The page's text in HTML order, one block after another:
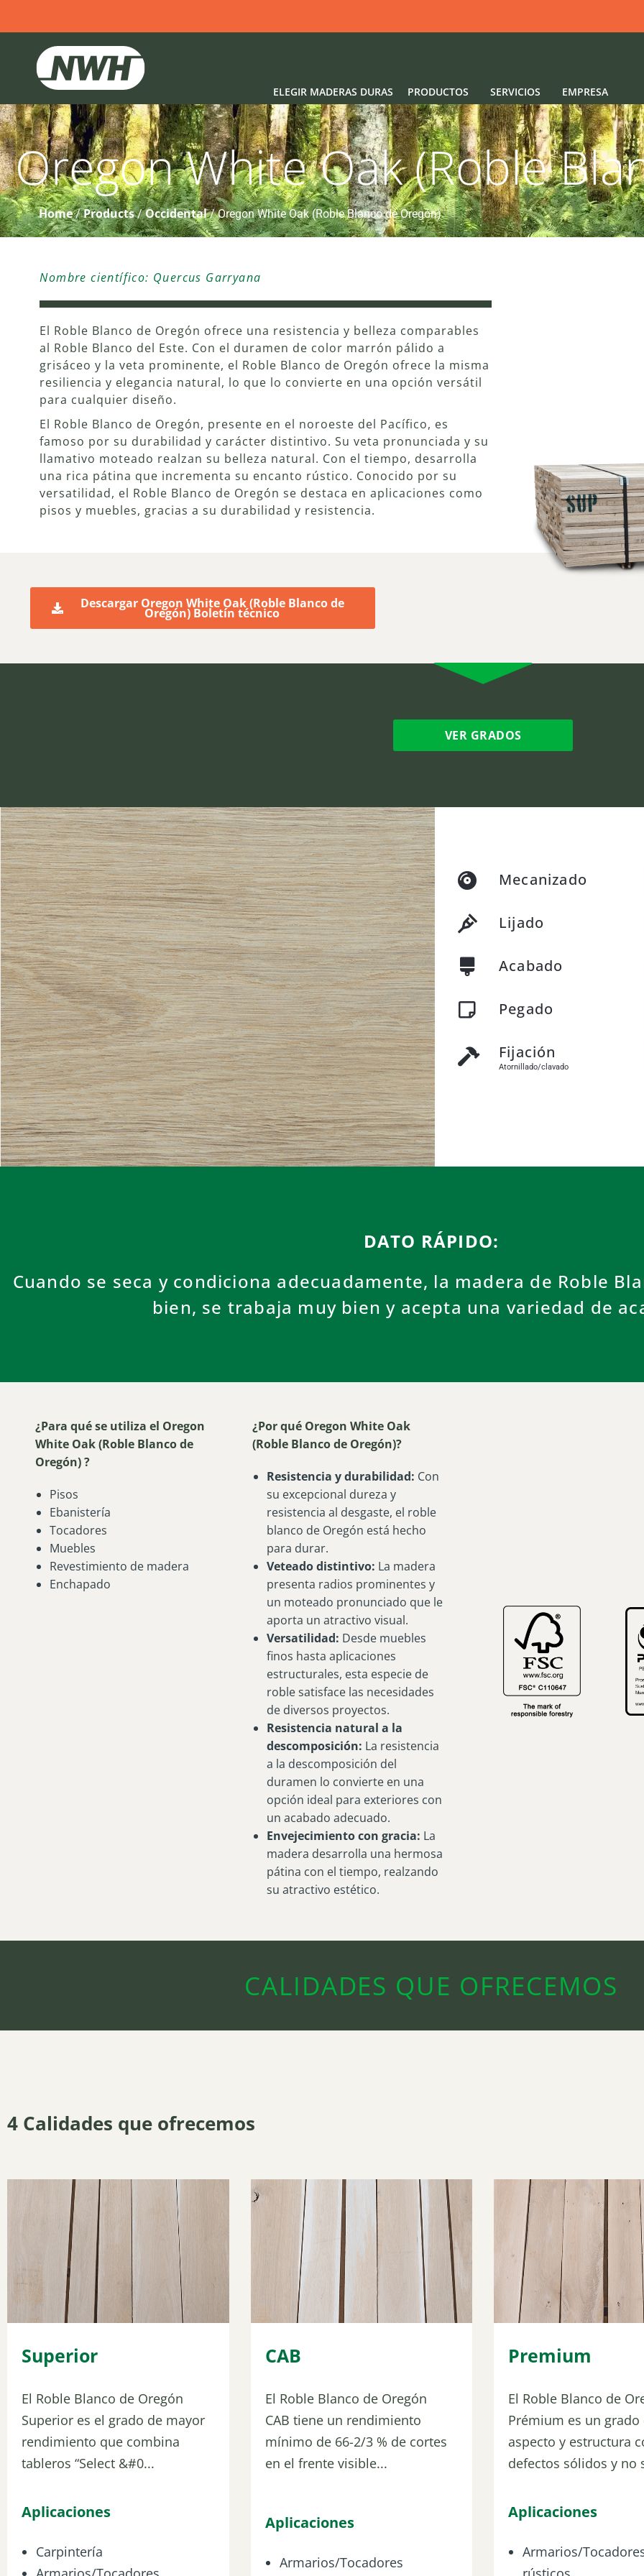
ELEGIR MADERAS DURAS PRODUCTOS SERVICIOS EMPRESA
Oregon White Oak (Roble
Home/Products/Occidental/Oregon White Oak (Roble Blanco de Oregón)
Nombre científico: Quercus Garryana
El Roble Blanco de Oregón ofrece una resistencia y belleza comparables
al Roble Blanco del Este. Con el duramen de color marrón pálido a
grisáceo y la veta prominente, el Roble Blanco de Oregón ofrece la misma
resiliencia y elegancia natural, lo que lo convierte en una opción versátil
para cualquier diseño.
El Roble Blanco de Oregón, presente en el noroeste del Pacífico, es
famoso por su durabilidad y carácter distintivo. Su veta pronunciada y su
llamativo moteado realzan su belleza natural. Con el tiempo, desarrolla
una rica pátina que incrementa su encanto rústico. Conocido por su
versatilidad, el Roble Blanco de Oregón se destaca en aplicaciones como
pisos y muebles, gracias a su durabilidad y resistencia.
Descargar Oregon White Oak (Roble Blanco de
Oregón) Boletín técnico
VER GRADOS
Mecanizado
Lijado
Acabado
Pegado
Fijación
Atornillado/clavado
DATO RÁPIDO:
Cuando se seca y condiciona adecuadamente, la madera de Roble
bien, se trabaja muy bien y acepta una variedad de
¿Para qué se utiliza el Oregon
White Oak (Roble Blanco de
Oregón) ?
Pisos
Ebanistería
Tocadores
Muebles
Revestimiento de madera
Enchapado
¿Por qué Oregon White Oak
(Roble Blanco de Oregón)?
Resistencia y durabilidad: Con
su excepcional dureza y
resistencia al desgaste, el roble
blanco de Oregón está hecho
para durar.
Veteado distintivo: La madera
presenta radios prominentes y
un moteado pronunciado que le
aporta un atractivo visual.
Versatilidad: Desde muebles
finos hasta aplicaciones
estructurales, esta especie de
roble satisface las necesidades
de diversos proyectos.
Resistencia natural a la
descomposición: La resistencia
a la descomposición del
duramen lo convierte en una
opción ideal para exteriores con
un acabado adecuado.
Envejecimiento con gracia: La
madera desarrolla una hermosa
pátina con el tiempo, realzando
su atractivo estético.
CALIDADES QUE OFRECEMOS
4 Calidades que ofrecemos
Superior
El Roble Blanco de Oregón
Superior es el grado de mayor
rendimiento que combina
tableros “Select &#0...
Aplicaciones
Carpintería
CAB
El Roble Blanco de Oregón
CAB tiene un rendimiento
mínimo de 66-2/3 % de cortes
en el frente visible...
Aplicaciones
Armarios/Tocadores
Premium
El Roble Blanco de
Prémium es un grado
aspecto y estructura
defectos sólidos y no
Aplicaciones
Armarios/